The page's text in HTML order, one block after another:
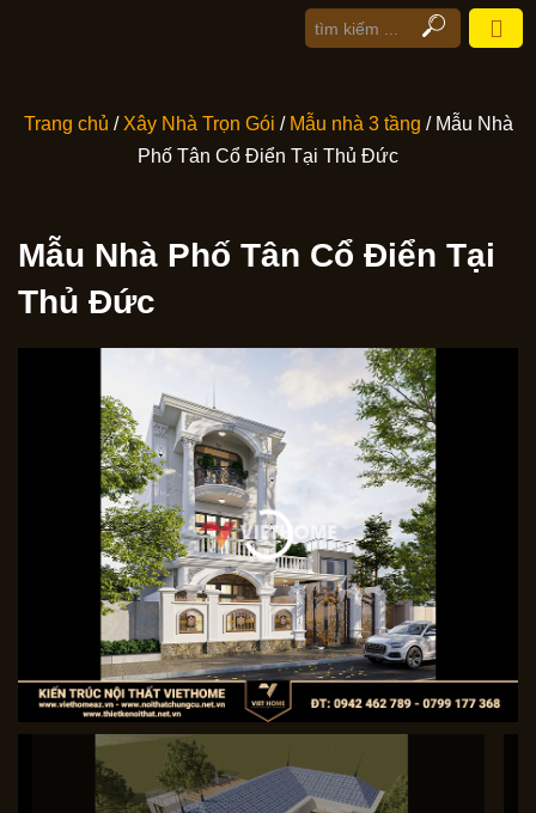
Trang chủ / Xây Nhà Trọn Gói / Mẫu nhà 3 tầng / Mẫu Nhà
Phố Tân Cổ Điển Tại Thủ Đức
Mẫu Nhà Phố Tân Cổ Điển Tại
Thủ Đức